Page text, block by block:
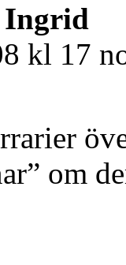
Ingrid
kl 17
om